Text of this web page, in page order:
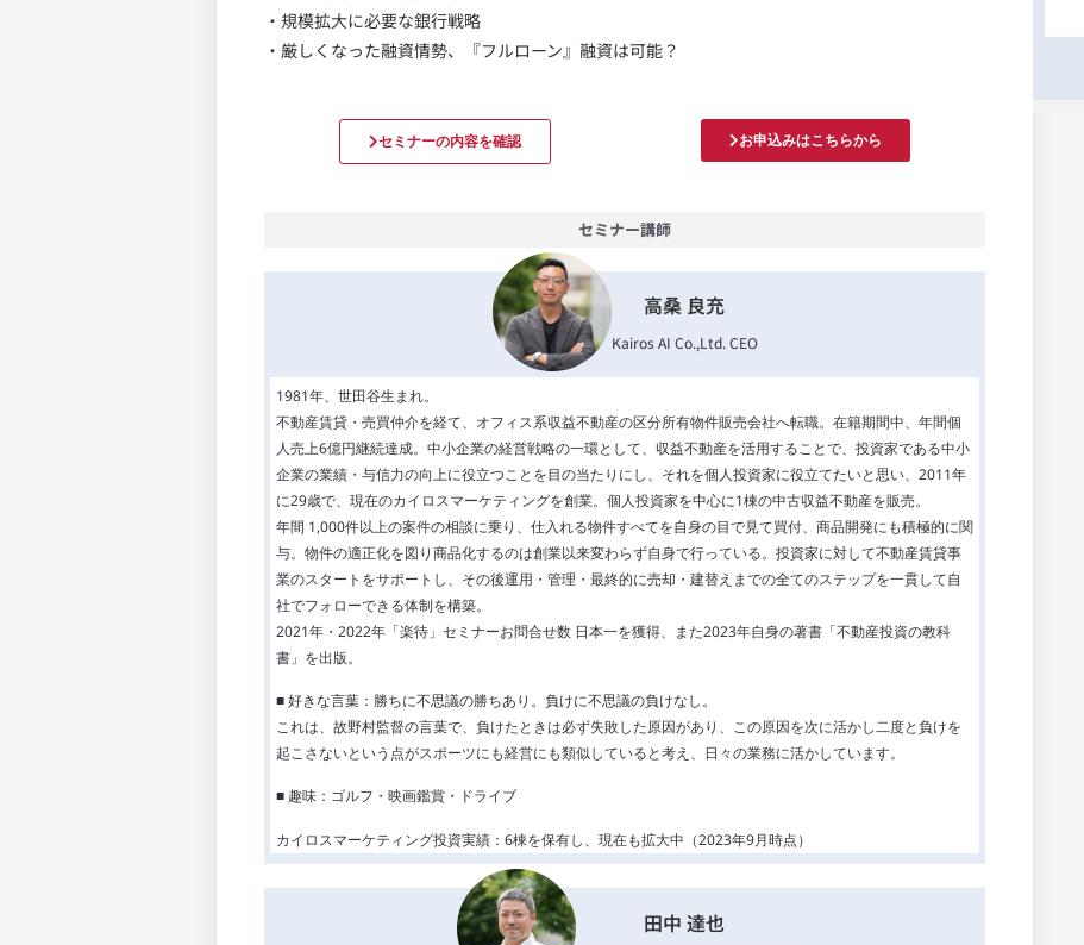
・規模拡大に必要な銀行戦略
・厳しくなった融資情勢、『フルローン』融資は可能？
セミナーの内容を確認 お申込みはこちらから
セミナー講師
高桑 良充
Kairos AI Co.,Ltd. CEO
1981年、世田谷生まれ。
不動産賃貸・売買仲介を経て、オフィス系収益不動産の区分所有物件販売会社へ転職。在籍期間中、年間個
人売上6億円継続達成。中小企業の経営戦略の一環として、収益不動産を活用することで、投資家である中小
企業の業績・与信力の向上に役立つことを目の当たりにし、それを個人投資家に役立てたいと思い、2011年
に29歳で、現在のカイロスマーケティングを創業。個人投資家を中心に1棟の中古収益不動産を販売。
年間 1,000件以上の案件の相談に乗り、仕入れる物件すべてを自身の目で見て買付、商品開発にも積極的に関
与。物件の適正化を図り商品化するのは創業以来変わらず自身で行っている。投資家に対して不動産賃貸事
業のスタートをサポートし、その後運用・管理・最終的に売却・建替えまでの全てのステップを一貫して自
社でフォローできる体制を構築。
2021年・2022年「楽待」セミナーお問合せ数 日本一を獲得、また2023年自身の著書「不動産投資の教科
書」を出版。
■ 好きな言葉：勝ちに不思議の勝ちあり。負けに不思議の負けなし。
これは、故野村監督の言葉で、負けたときは必ず失敗した原因があり、この原因を次に活かし二度と負けを
起こさないという点がスポーツにも経営にも類似していると考え、日々の業務に活かしています。
■ 趣味：ゴルフ・映画鑑賞・ドライブ
カイロスマーケティング投資実績：6棟を保有し、現在も拡大中（2023年9月時点）
田中 達也